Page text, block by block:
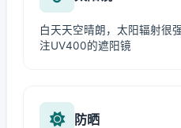
白天天空晴朗，太阳辐射很
注UV400的遮阳镜
防晒